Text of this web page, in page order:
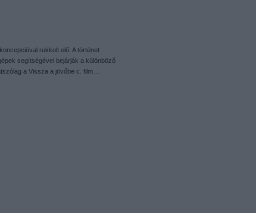
rukkolt elő. A történet
segítségével bejárják a különböző
a Vissza a jövőbe c. film…